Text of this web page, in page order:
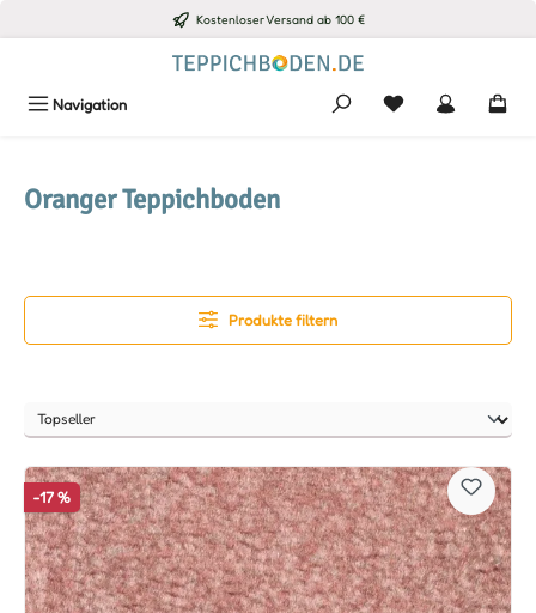
Zum Hauptinhalt springen Kostenloser Versand ab 100 €
Navigation Du hast 0
Oranger Teppichboden
Produkte filtern
-17 %